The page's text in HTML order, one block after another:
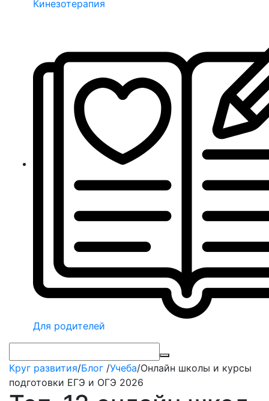
Кинезотерапия
Для родителей
Круг развития/Блог /Учеба/Онлайн школы и курсы
подготовки ЕГЭ и ОГЭ 2026